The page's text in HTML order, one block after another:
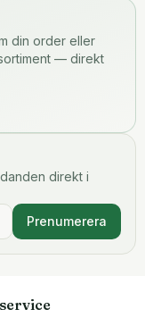
din order eller
— direkt
direkt i
Prenumerera